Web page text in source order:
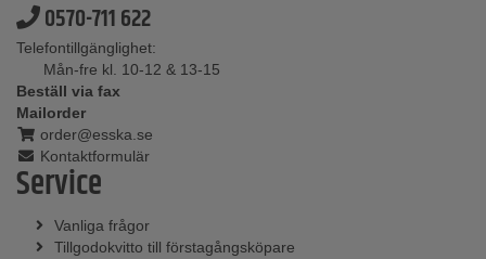
0570-711 622
Telefontillgänglighet:
Mån-fre kl. 10-12 & 13-15
Beställ via fax
Mailorder
order@esska.se
Kontaktformulär
Service
Vanliga frågor
Tillgodokvitto till förstagångsköpare